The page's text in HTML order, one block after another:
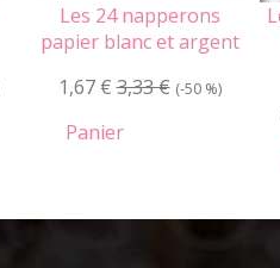
Les 24 napperons
papier blanc et argent
1,67 € 3,33 € (-50 %)
Panier